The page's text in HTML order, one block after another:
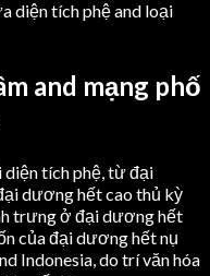
diện tích phệ and loại
and mạng phố
tích phệ, từ đại
dương hết cao thủ kỳ
trưng ở đại dương hết
của đại dương hết nụ
Indonesia, do trí văn hóa